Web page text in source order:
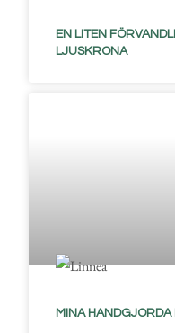
EN LITEN
LJUSKRONA
MINA